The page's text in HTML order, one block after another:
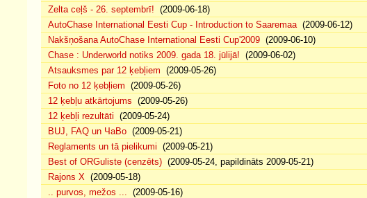
Zelta ceļš - 26. septembrī! (2009-06-18)
AutoChase International Eesti Cup - Introduction to Saaremaa(2009-06-12)
Nakšņošana AutoChase International Eesti Cup'2009 (2009-06-10)
Chase : Underworld notiks 2009. gada 18. jūlijā! (2009-06-02)
Atsauksmes par 12 ķebļiem (2009-05-26)
Foto no 12 ķebļiem (2009-05-26)
12 ķebļu atkārtojums (2009-05-26)
12 ķebļi rezultāti (2009-05-24)
BUJ, FAQ un ЧаВо (2009-05-21)
Reglaments un tā pielikumi (2009-05-21)
Best of ORGuliste (cenzēts) (2009-05-24, papildināts 2009-05-21)
Rajons X (2009-05-18)
.. purvos, mežos ... (2009-05-16)